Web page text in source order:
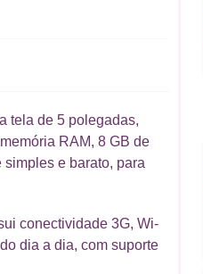
tela de 5 polegadas,
RAM, 8 GB de
e barato, para
conectividade 3G, Wi-
dia a dia, com suporte